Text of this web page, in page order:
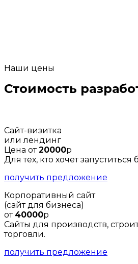
Наши цены
Стоимость
Сайт-визитка
или лендинг
Цена от20000р
Для тех, кто хочет
получить предложение
Корпоративный сайт
(сайт для бизнеса)
от 40000р
Сайты для производств,
торговли.
получить предложение